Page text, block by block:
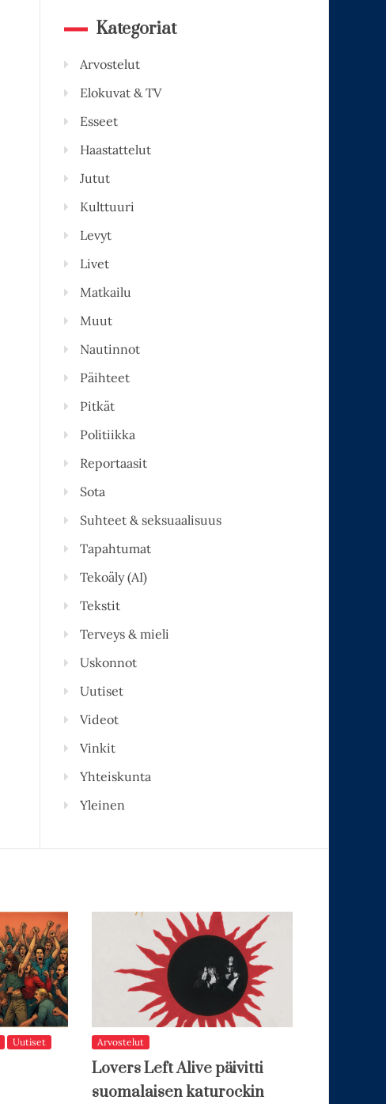
Kategoriat
Arvostelut
Elokuvat & TV
Esseet
Haastattelut
Jutut
Kulttuuri
Levyt
Livet
Matkailu
Muut
Nautinnot
Päihteet
Pitkät
Politiikka
Reportaasit
Sota
Suhteet & seksuaalisuus
Tapahtumat
Tekoäly (AI)
Tekstit
Terveys & mieli
Uskonnot
Uutiset
Videot
Vinkit
Yhteiskunta
Yleinen
Uutiset
Arvostelut
Lovers Left Alive päivitti
suomalaisen katurockin